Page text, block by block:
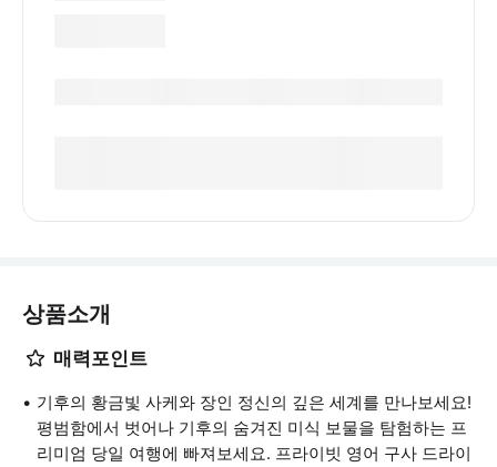
상품소개
매력포인트
기후의 황금빛 사케와 장인 정신의 깊은 세계를 만나보세요!
평범함에서 벗어나 기후의 숨겨진 미식 보물을 탐험하는 프
리미엄 당일 여행에 빠져보세요. 프라이빗 영어 구사 드라이